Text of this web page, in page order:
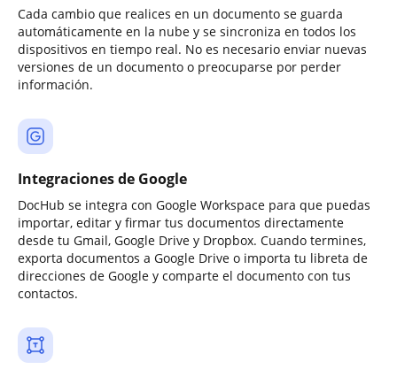
Cada cambio que realices en un documento se guarda
automáticamente en la nube y se sincroniza en todos los
dispositivos en tiempo real. No es necesario enviar nuevas
versiones de un documento o preocuparse por perder
información.
Integraciones de Google
DocHub se integra con Google Workspace para que puedas
importar, editar y firmar tus documentos directamente
desde tu Gmail, Google Drive y Dropbox. Cuando termines,
exporta documentos a Google Drive o importa tu libreta de
direcciones de Google y comparte el documento con tus
contactos.